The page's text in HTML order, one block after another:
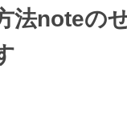
法noteの